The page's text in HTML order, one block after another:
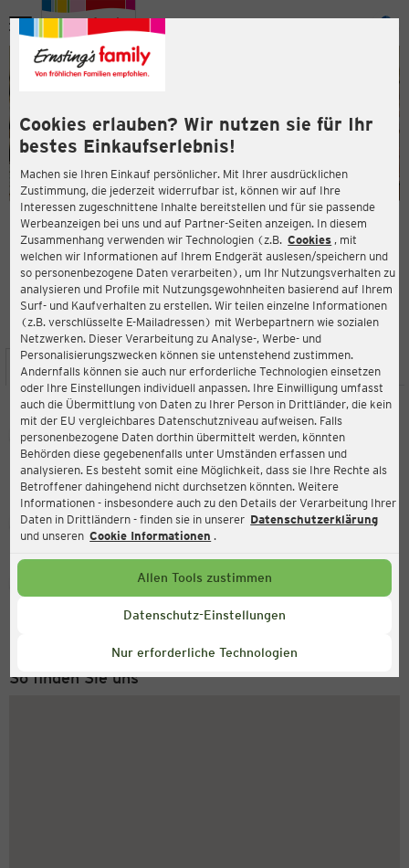
Cookies erlauben? Wir nutzen sie für Ihr
bestes Einkaufserlebnis!
Machen sie Ihren Einkauf persönlicher. Mit Ihrer ausdrücklichen
Zustimmung, die jederzeit widerrufbar ist, können wir auf Ihre
Interessen zugeschnittene Inhalte bereitstellen und für sie passende
Werbeanzeigen bei uns und auf Partner-Seiten anzeigen. In diesem
Zusammenhang verwenden wir Technologien (z.B. Cookies , mit
welchen wir Informationen auf Ihrem Endgerät auslesen/speichern und
so personenbezogene Daten verarbeiten), um Ihr Nutzungsverhalten zu
analysieren und Profile mit Nutzungsgewohnheiten basierend auf Ihrem
Surf- und Kaufverhalten zu erstellen. Wir teilen einzelne Informationen
(z.B. verschlüsselte E-Mailadressen) mit Werbepartnern wie sozialen
Netzwerken. Dieser Verarbeitung zu Analyse-, Werbe- und
Personalisierungszwecken können sie untenstehend zustimmen.
Andernfalls können sie auch nur erforderliche Technologien einsetzen
oder Ihre Einstellungen individuell anpassen. Ihre Einwilligung umfasst
auch die Übermittlung von Daten zu Ihrer Person in Drittländer, die kein
mit der EU vergleichbares Datenschutzniveau aufweisen. Falls
personenbezogene Daten dorthin übermittelt werden, könnten
Behörden diese gegebenenfalls unter Umständen erfassen und
analysieren. Es besteht somit eine Möglichkeit, dass sie Ihre Rechte als
Betroffener dahingehend nicht durchsetzen könnten. Weitere
Informationen - insbesondere auch zu den Details der Verarbeitung Ihrer
Daten in Drittländern - finden sie in unserer Datenschutzerklärung
und unseren Cookie Informationen .
Allen Tools zustimmen
Datenschutz-Einstellungen
Nur erforderliche Technologien
Menü
ERNSTING'S FAMILY FILIALE
Marktstraße 30
19395 Plau am See
4,0
Bewertung:
STANDORT SERVICES SORTIMENT AKTIONEN
Ernsting's family
Marktstraße 30, 19395 Plau am See
Aktuell:
Geschlossen
Service Hotline
+49 (0) 2546 / 98 999 98
So finden Sie uns